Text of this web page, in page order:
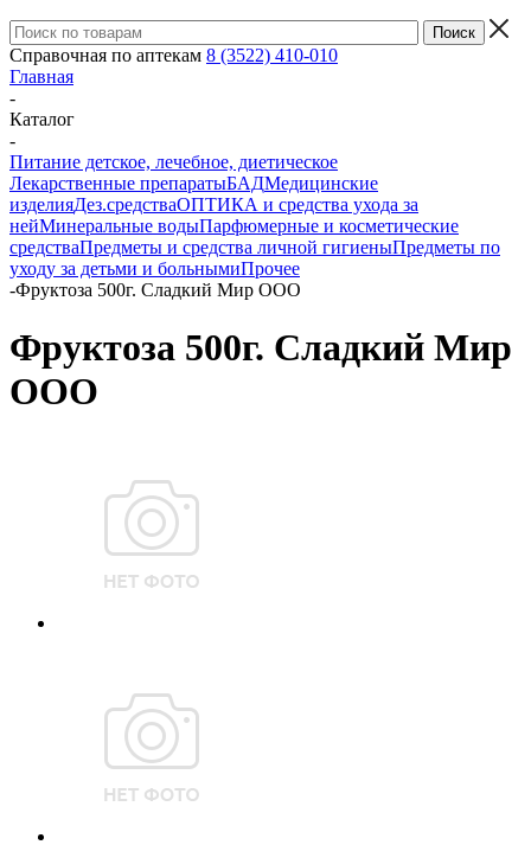
Справочная по аптекам 8 (3522) 410-010
Главная
-
Каталог
-
Питание детское, лечебное, диетическое
Лекарственные препаратыБАДМедицинские
изделияДез.средстваОПТИКА и средства ухода за
нейМинеральные водыПарфюмерные и косметические
средстваПредметы и средства личной гигиеныПредметы по
уходу за детьми и больнымиПрочее
-Фруктоза 500г. Сладкий Мир ООО
Фруктоза 500г. Сладкий Мир
ООО